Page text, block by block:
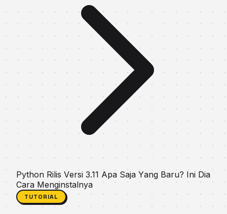
Python Rіlіѕ Vеrѕі 3.11 Apa Saja Yаng Bаru? Inі Dіа
Cara Menginstalnуа
TUTORIAL